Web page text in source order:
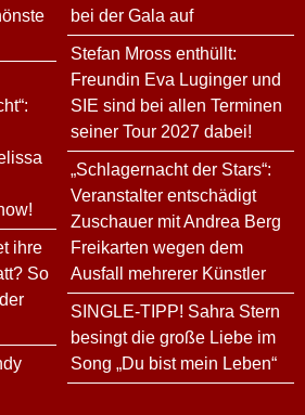
ihre
So
bei der Gala auf
Stefan Mross enthüllt:
Freundin Eva Luginger und
SIE sind bei allen Terminen
seiner Tour 2027 dabei!
„Schlagernacht der Stars“:
Veranstalter entschädigt
Zuschauer mit Andrea Berg
Freikarten wegen dem
Ausfall mehrerer Künstler
SINGLE-TIPP! Sahra Stern
besingt die große Liebe im
Song „Du bist mein Leben“